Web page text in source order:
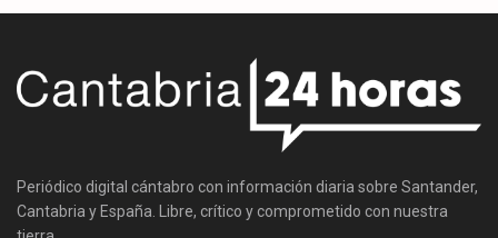
Periódico digital cántabro con información diaria sobre Santander,
Cantabria y España. Libre, crítico y comprometido con nuestra